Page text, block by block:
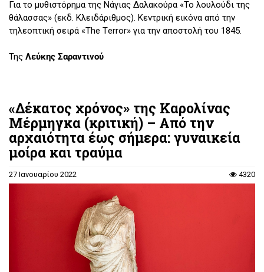
Για το μυθιστόρημα της Νάγιας Δαλακούρα «Το λουλούδι της
θάλασσας» (εκδ. Κλειδάριθμος). Κεντρική εικόνα από την
τηλεοπτική σειρά «The Τerror» για την αποστολή του 1845.
Της Λεύκης Σαραντινού
«Δέκατος χρόνος» της Καρολίνας
Μέρμηγκα (κριτική) – Από την
αρχαιότητα έως σήμερα: γυναικεία
μοίρα και τραύμα
27 Ιανουαρίου 2022 4320